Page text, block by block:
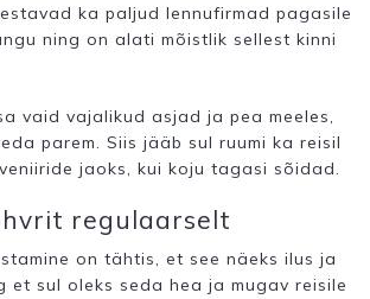
ka paljud lennufirmad pagasile
ning on alati mõistlik sellest kinni
vaid vajalikud asjad ja pea meeles,
parem. Siis jääb sul ruumi ka reisil
jaoks, kui koju tagasi sõidad.
regulaarselt
on tähtis, et see näeks ilus ja
et sul oleks seda hea ja mugav reisile